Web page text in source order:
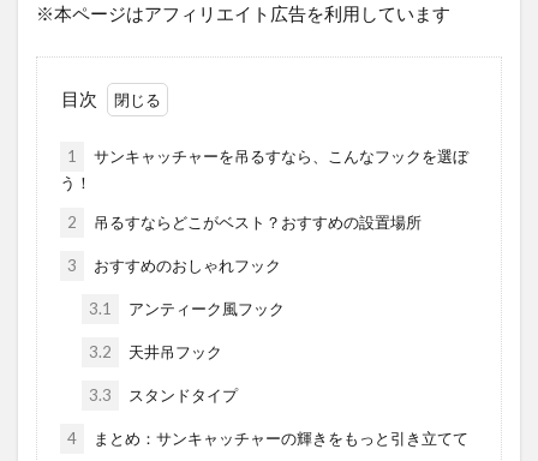
※本ページはアフィリエイト広告を利用しています
目次
1
サンキャッチャーを吊るすなら、こんなフックを選ぼ
う！
2 吊るすならどこがベスト？おすすめの設置場所
3 おすすめのおしゃれフック
3.1 アンティーク風フック
3.2 天井吊フック
3.3 スタンドタイプ
4 まとめ：サンキャッチャーの輝きをもっと引き立てて